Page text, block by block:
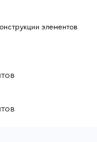
элементов